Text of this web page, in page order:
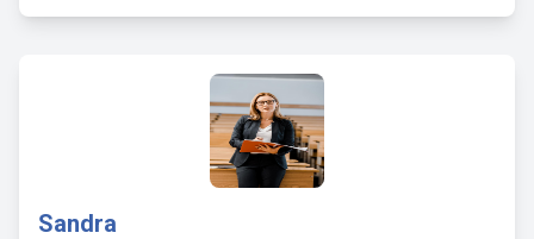
Sandra